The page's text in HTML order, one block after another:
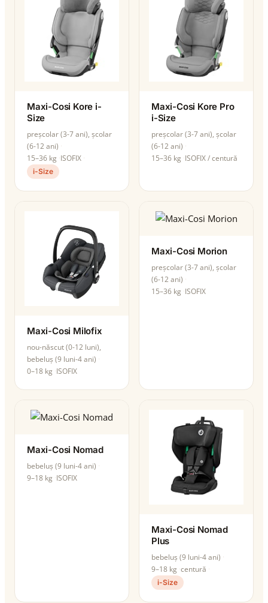
Maxi-Cosi Kore i-
Size
preșcolar (3-7 ani), școlar
(6-12 ani)
15–36 kg ISOFIX
i-Size
Maxi-Cosi Kore Pro
i-Size
preșcolar (3-7 ani), școlar
(6-12 ani)
15–36 kg ISOFIX / centură
Maxi-Cosi Milofix
nou-născut (0-12 luni),
bebeluș (9 luni-4 ani)
0–18 kg ISOFIX
Maxi-Cosi Morion
preșcolar (3-7 ani), școlar
(6-12 ani)
15–36 kg ISOFIX
Maxi-Cosi Nomad
bebeluș (9 luni-4 ani)
9–18 kg ISOFIX
Maxi-Cosi Nomad
Plus
bebeluș (9 luni-4 ani)
9–18 kg centură
i-Size